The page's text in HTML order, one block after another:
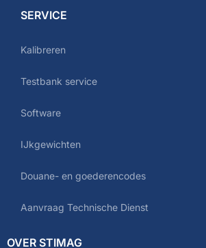
SERVICE
Kalibreren
Testbank service
Software
IJkgewichten
Douane- en goederencodes
Aanvraag Technische Dienst
OVER STIMAG